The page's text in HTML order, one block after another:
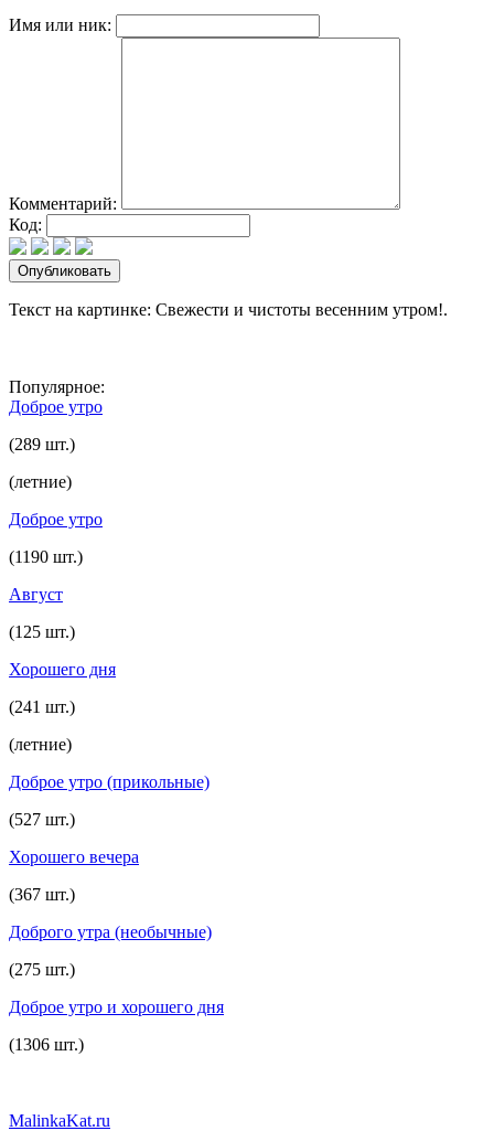
Имя или ник:
Комментарий:
Код:
Текст на картинке: Свежести и чистоты весенним утром!.
Популярное:
Доброе утро
(289 шт.)
(летние)
Доброе утро
(1190 шт.)
Август
(125 шт.)
Хорошего дня
(241 шт.)
(летние)
Доброе утро (прикольные)
(527 шт.)
Хорошего вечера
(367 шт.)
Доброго утра (необычные)
(275 шт.)
Доброе утро и хорошего дня
(1306 шт.)
MalinkaKat.ru